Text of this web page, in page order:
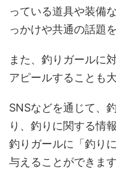
っている道具や装備
っかけや共通の話題
また、釣りガールに
アピールすることも大
SNSなどを通じて、
り、釣りに関する情
釣りガールに「釣り
与えることができます